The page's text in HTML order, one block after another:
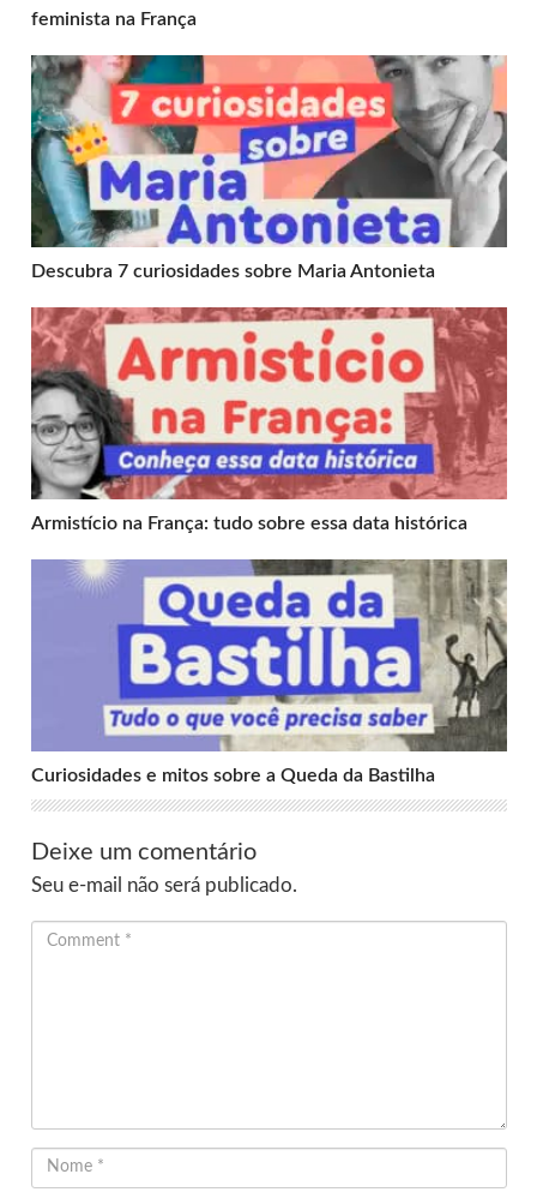
feminista na França
Descubra 7 curiosidades sobre Maria Antonieta
Descubra 7 curiosidades sobre Maria Antonieta
Armistício na França: tudo sobre essa data histórica
Armistício na França: tudo sobre essa data histórica
Curiosidades e mitos sobre a Queda da Bastilha
Curiosidades e mitos sobre a Queda da Bastilha
Deixe um comentário
Seu e-mail não será publicado.